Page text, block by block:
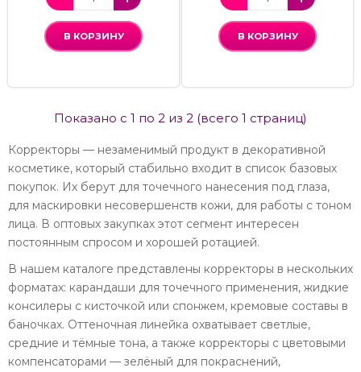
В КОРЗИНУ В КОРЗИНУ
Показано с 1 по 2 из 2 (всего 1 страниц)
Корректоры — незаменимый продукт в декоративной
косметике, который стабильно входит в список базовых
покупок. Их берут для точечного нанесения под глаза,
для маскировки несовершенств кожи, для работы с тоном
лица. В оптовых закупках этот сегмент интересен
постоянным спросом и хорошей ротацией.
В нашем каталоге представлены корректоры в нескольких
форматах: карандаши для точечного применения, жидкие
консилеры с кисточкой или спонжем, кремовые составы в
баночках. Оттеночная линейка охватывает светлые,
средние и тёмные тона, а также корректоры с цветовыми
компенсаторами — зелёный для покраснений,